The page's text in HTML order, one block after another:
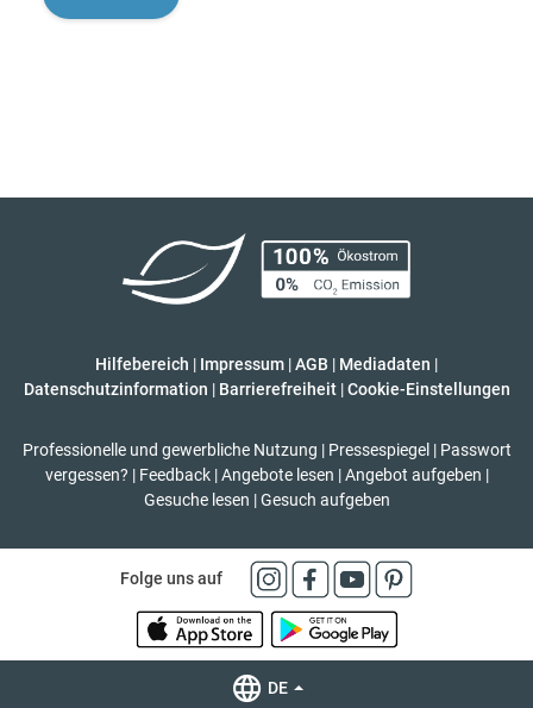
Hilfebereich | Impressum |AGB | Mediadaten |
Datenschutzinformation | Barrierefreiheit | Cookie-Einstellungen
Professionelle und gewerbliche Nutzung | Pressespiegel | Passwort
vergessen? | Feedback | Angebote lesen | Angebot aufgeben |
Gesuche lesen | Gesuch aufgeben
Folge uns auf
DE